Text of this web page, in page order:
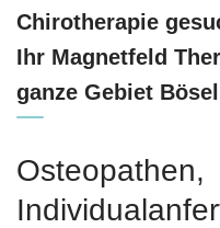
Chirotherapie
Ihr Magnetfeld
ganze Gebiet Bösel
Osteopathen,